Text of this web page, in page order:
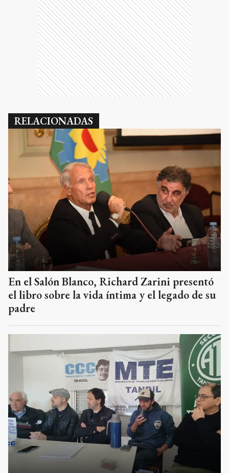
RELACIONADAS
En el Salón Blanco, Richard Zarini presentó
el libro sobre la vida íntima y el legado de su
padre